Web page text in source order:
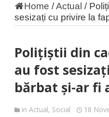
Home /Actual /
sesizați cu privire la
Polițiștii din
au fost
bărbat și-ar fi
in Actual, Social 18